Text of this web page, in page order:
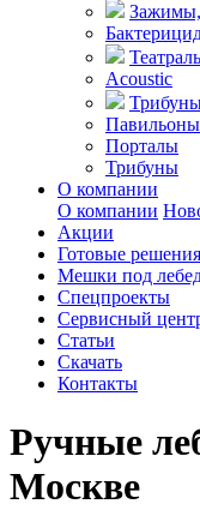
Acoustic
Павильоны
Порталы
Трибуны
О компании
О компании
Акции
Готовые решения
Мешки под
Спецпроекты
Сервисный
Статьи
Скачать
Контакты
Ручные
Москве